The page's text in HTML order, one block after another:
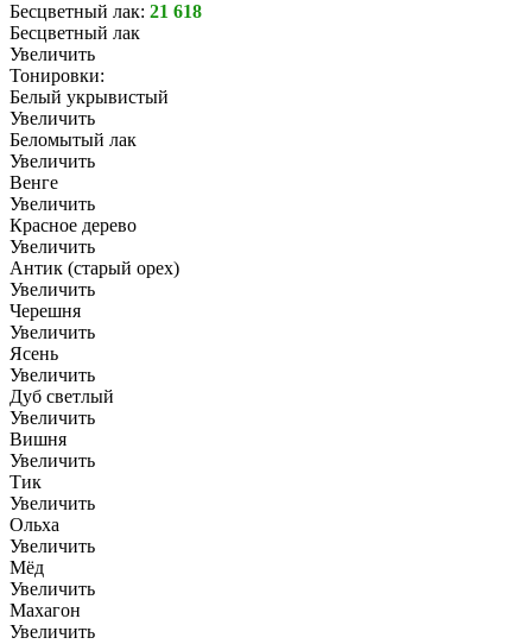
Бесцветный лак: 21 618
Бесцветный лак
Увеличить
Тонировки:
Белый укрывистый
Увеличить
Беломытый лак
Увеличить
Венге
Увеличить
Красное дерево
Увеличить
Антик (старый орех)
Увеличить
Черешня
Увеличить
Ясень
Увеличить
Дуб светлый
Увеличить
Вишня
Увеличить
Тик
Увеличить
Ольха
Увеличить
Мёд
Увеличить
Махагон
Увеличить